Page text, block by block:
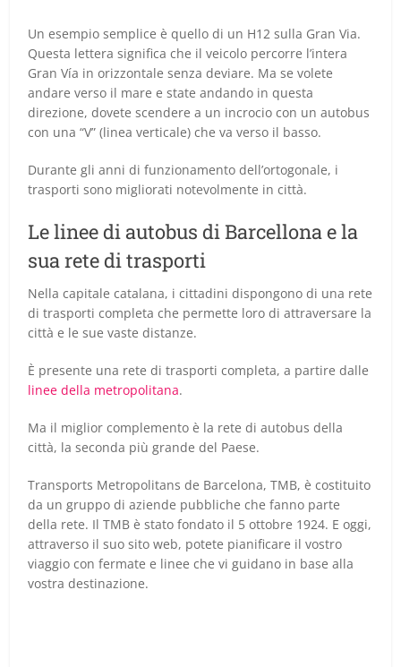
Un esempio semplice è quello di un H12 sulla Gran Via.
Questa lettera significa che il veicolo percorre l’intera
Gran Vía in orizzontale senza deviare. Ma se volete
andare verso il mare e state andando in questa
direzione, dovete scendere a un incrocio con un autobus
con una “V” (linea verticale) che va verso il basso.
Durante gli anni di funzionamento dell’ortogonale, i
trasporti sono migliorati notevolmente in città.
Le linee di autobus di Barcellona e la
sua rete di trasporti
Nella capitale catalana, i cittadini dispongono di una rete
di trasporti completa che permette loro di attraversare la
città e le sue vaste distanze.
È presente una rete di trasporti completa, a partire dalle
linee della metropolitana.
Ma il miglior complemento è la rete di autobus della
città, la seconda più grande del Paese.
Transports Metropolitans de Barcelona, TMB, è costituito
da un gruppo di aziende pubbliche che fanno parte
della rete. Il TMB è stato fondato il 5 ottobre 1924. E oggi,
attraverso il suo sito web, potete pianificare il vostro
viaggio con fermate e linee che vi guidano in base alla
vostra destinazione.